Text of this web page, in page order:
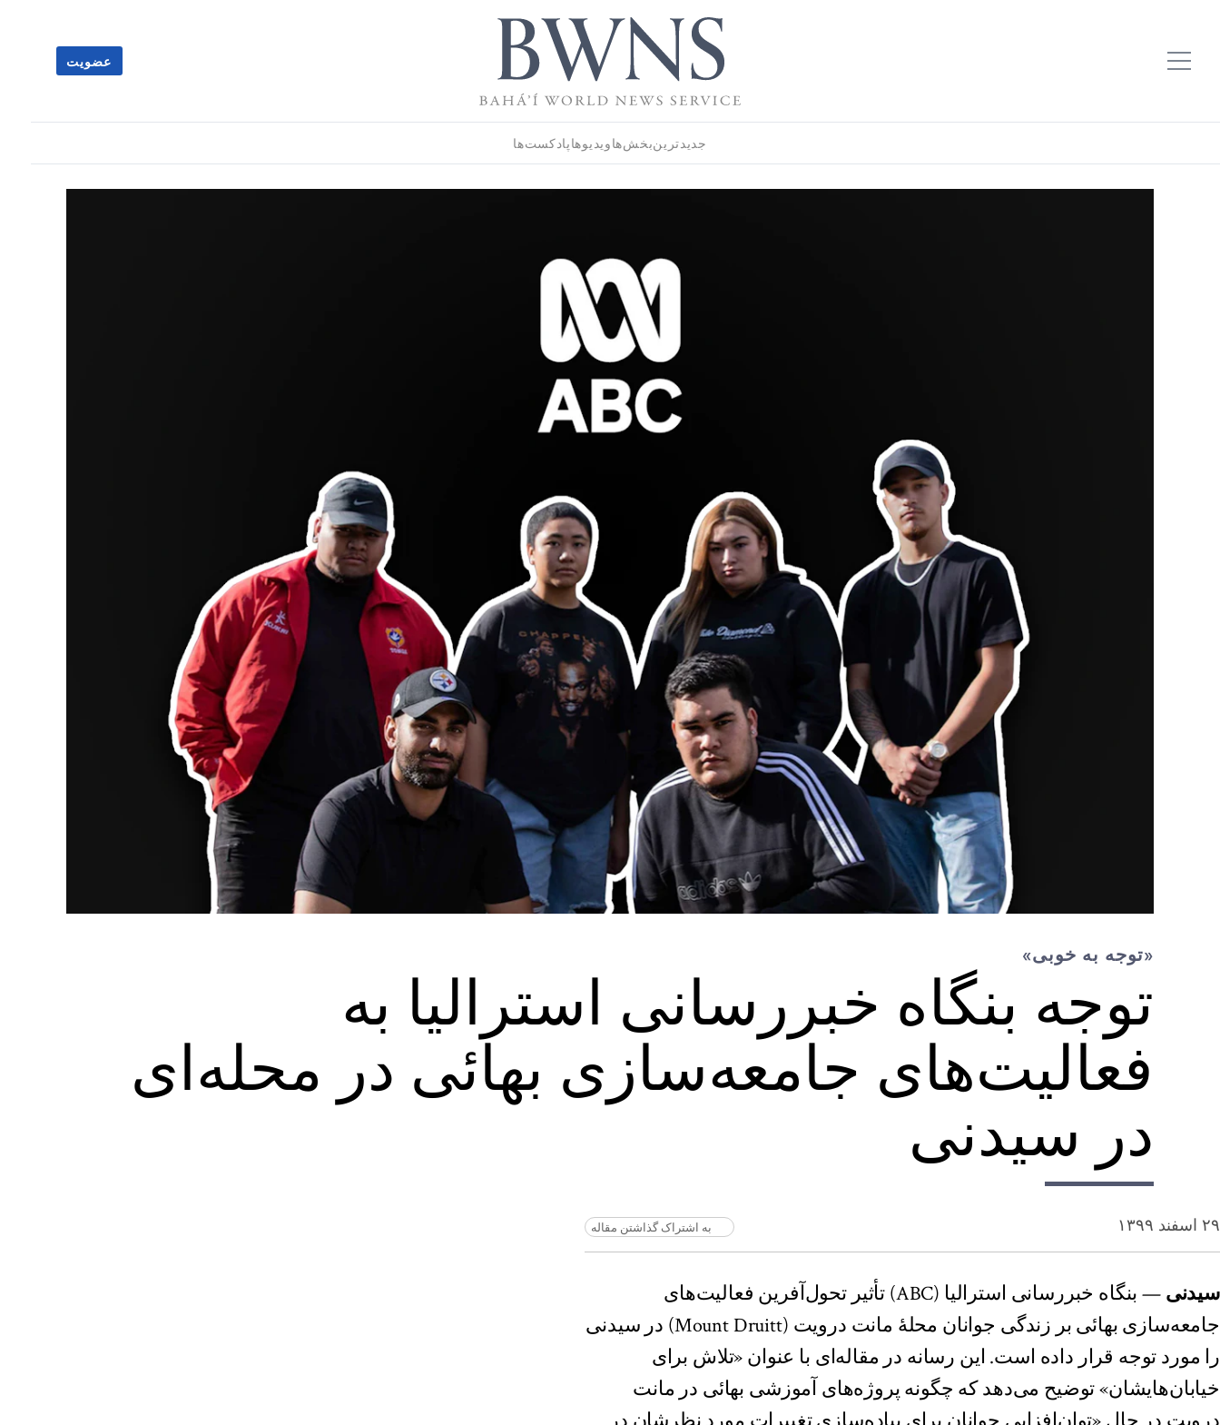
عضویت
جدیدترینبخش‌هاویدیوهاپادکست‌ها
«توجه به خوبی»
توجه بنگاه خبررسانی استرالیا به
فعالیت‌های جامعه‌سازی بهائی در محله‌ای
در سیدنی
۲۹ اسفند ۱۳۹۹ به اشتراک گذاشتن مقاله
سیدنی
— بنگاه خبررسانی استرالیا (ABC) تأثیر تحول‌آفرین فعالیت‌های
جامعه‌سازی بهائی بر زندگی جوانان محلهٔ مانت درویت (Mount Druitt) در سیدنی
را مورد توجه قرار داده است. این رسانه در مقاله‌ای با عنوان «تلاش برای
خیابان‌هایشان» توضیح می‌دهد که چگونه پروژه‌های آموزشی بهائی در مانت